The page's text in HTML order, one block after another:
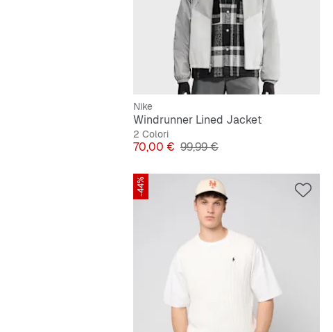
Nike
Windrunner Lined Jacket
2 Colori
Prezzo
70,00 € Prezzo originale
99,99 €
-44%